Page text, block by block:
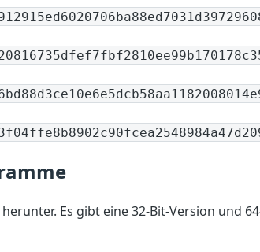
Es gibt eine 32-Bit-Version und